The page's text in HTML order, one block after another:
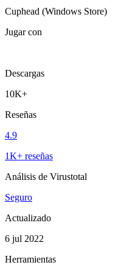
Cuphead (Windows Store)
Jugar con
Descargas
10K+
Reseñas
4.9
1K+ reseñas
Análisis de Virustotal
Seguro
Actualizado
6 jul 2022
Herramientas